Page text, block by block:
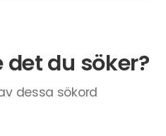
du söker?
dessa sökord